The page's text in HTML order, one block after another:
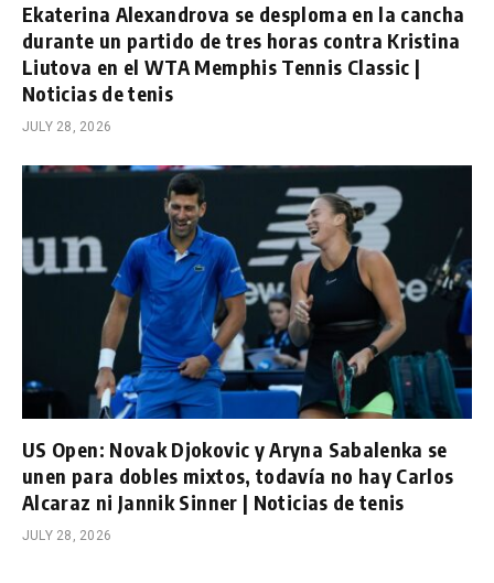
Ekaterina Alexandrova se desploma en la cancha
durante un partido de tres horas contra Kristina
Liutova en el WTA Memphis Tennis Classic |
Noticias de tenis
JULY 28, 2026
US Open: Novak Djokovic y Aryna Sabalenka se
unen para dobles mixtos, todavía no hay Carlos
Alcaraz ni Jannik Sinner | Noticias de tenis
JULY 28, 2026